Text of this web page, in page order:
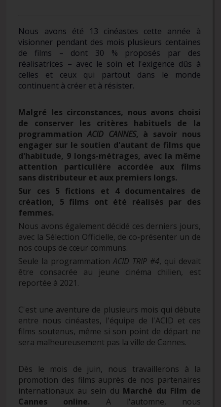
Nous avons été 13 cinéastes cette année à
visionner pendant des mois plusieurs centaines
de films – dont 30 % proposés par des
réalisatrices – avec le soin et l'exigence dûs à
celles et ceux qui partout dans le monde
continuent à créer et à résister.
Malgré les circonstances, nous avons choisi
de conserver les critères habituels de la
programmationACID CANNES, à savoir nous
engager sur le soutien d'autant de films que
d'habitude, 9 longs-métrages, avec la même
attention particulière accordée aux films
sans distributeur et aux premiers longs.
Sur ces 5 fictions et 4 documentaires de
création, 5 films ont été réalisés par des
femmes.
Nous avons également décidé ces derniers jours,
avec la Sélection Officielle, de co-présenter un de
nos coups de cœur communs.
Seule la programmationACID TRIP #4, qui devait
être consacrée au jeune cinéma chilien, est
reportée à 2021.
C'est une aventure de plusieurs mois qui débute
entre nous cinéastes, l'équipe de l'ACID et ces
films soutenus, même si son point de départ ne
sera malheureusement pas la ville de Cannes.
Dès le mois de juin, nous travaillerons à la
promotion des films auprès de nos partenaires
internationaux au sein du Marché du Film de
Cannes online. A l'automne, nous